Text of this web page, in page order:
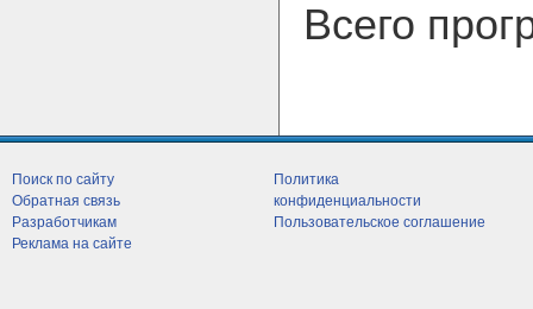
Всего
Поиск по сайту
Обратная связь
Разработчикам
Реклама на сайте
Политика
конфиденциальности
Пользовательское соглашение